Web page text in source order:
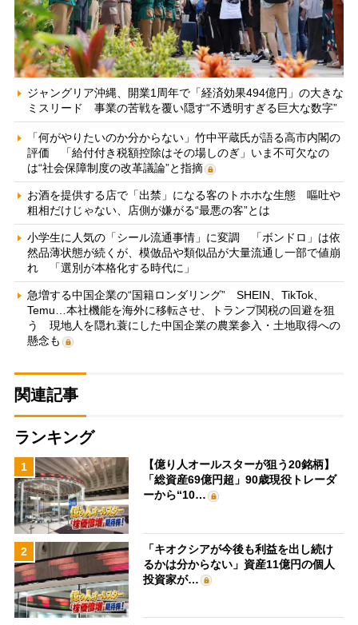
ジャングリア沖縄、開業1周年で「経済効果494億円」の大きな
ミスリード 事業の苦戦を覆い隠す“不透明すぎる巨大な数字”
「何がやりたいのか分からない」竹中平蔵氏が語る高市内閣の
評価 「給付付き税額控除はその場しのぎ」いま不可欠なの
は“社会保障制度の改革議論”と指摘
お酒を提供する店で「出禁」になる客のトホホな生態 嘔吐や
粗相だけじゃない、店側が嫌がる“最悪の客”とは
小学生に人気の「シール流通事情」に変調 「ボンドロ」は依
然品薄状態が続くが、模倣品や類似品が大量流通し一部で値崩
れ 「選別が本格化する時代に」
急増する中国企業の“国籍ロンダリング” SHEIN、TikTok、
Temu…本社機能を海外に移転させ、トランプ関税の回避を狙
う 現地人を隠れ蓑にした中国企業の農業参入・土地取得への
懸念も
関連記事
ランキング
1
【億り人オールスターが狙う20銘柄】
「総資産69億円超」90歳現役トレーダ
ーから“10…
2
「キオクシアが今後も利益を出し続け
るかは分からない」資産11億円の個人
投資家が…